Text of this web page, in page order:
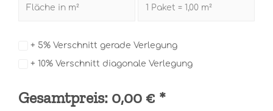
+ 5% Verschnitt gerade Verlegung
+ 10% Verschnitt diagonale Verlegung
Gesamtpreis: 0,00 € *